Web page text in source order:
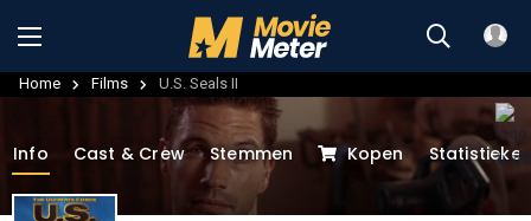
Home Films U.S. Seals II
Info Cast & Crew Stemmen Kopen